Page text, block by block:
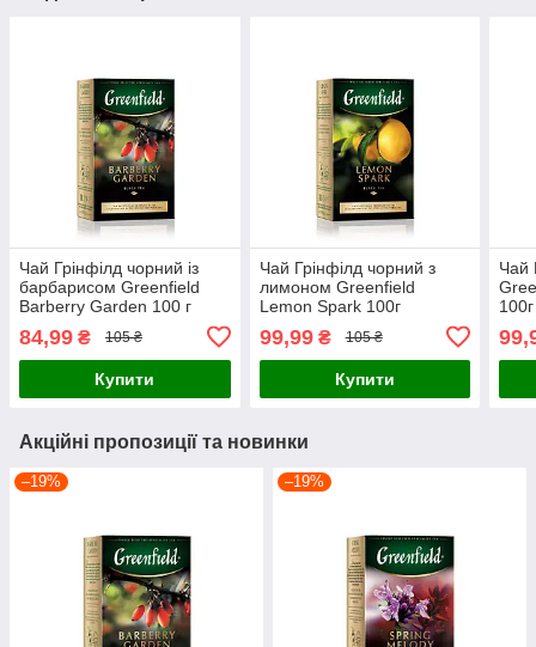
Чай Грінфілд чорний із
барбарисом Greenfield
Barberry Garden 100 г
84,99 ₴ 105 ₴
Купити
Чай Грінфілд чорний з
лимоном Greenfield
Lemon Spark 100г
99,99₴ 105 ₴
Купити
Чай
Акційні пропозиції та новинки
–19% –19%